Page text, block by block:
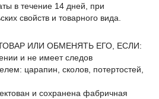
в течение 14 дней, при
свойств и товарного вида.
ИЛИ ОБМЕНЯТЬ ЕГО, ЕСЛИ:
и не имеет следов
царапин, сколов, потертостей,
и сохранена фабричная